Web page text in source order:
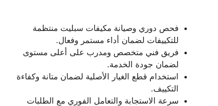
فحص دوري وصيانة مكيفات سبليت منتظمة
للتكييفات لضمان أداء مستمر وفعال.
فريق فني متخصص ومدرب على أعلى مستوى
لضمان جودة الخدمة.
استخدام قطع الغيار الأصلية لضمان متانة وكفاءة
التكييف.
سرعة الاستجابة والتعامل الفوري مع الطلبات